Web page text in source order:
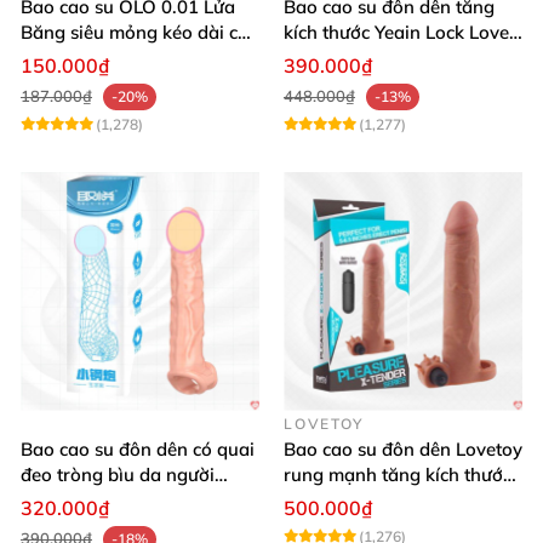
Bao cao su OLO 0.01 Lửa
Băng siêu mỏng kéo dài cực
khoái an toàn
150.000₫
187.000₫
-20%
(1,278)
Bao cao su đôn dên tăng
kích thước Yeain Lock Love
Raytheon
390.000₫
448.000₫
-13%
(1,277)
Bao cao su đôn dên có quai
đeo tròng bìu da người
giống thật
320.000₫
390.000₫ -18%
LOVETOY
Bao cao su đôn dên Lovetoy
rung mạnh tăng kích thước
kích thích
500.000₫
(1,276)